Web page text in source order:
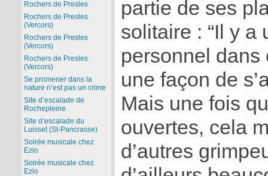
partie de ses
solitaire : “Il y a
personnel dans
une façon de
Mais une fois
ouvertes, cela
d’autres
Rochers de Presles
Rochers de Presles
(Vercors)
Rochers de Presles
(Vercors)
Rochers de Presles
(Vercors)
Se promener dans la
nature n’est pas un crime
Site d’escalade de
Rochepleine
Site d’escalade du
Luisset (St-Pancrasse)
Soirée musicale chez
Ezio
Soirée musicale chez
Ezio